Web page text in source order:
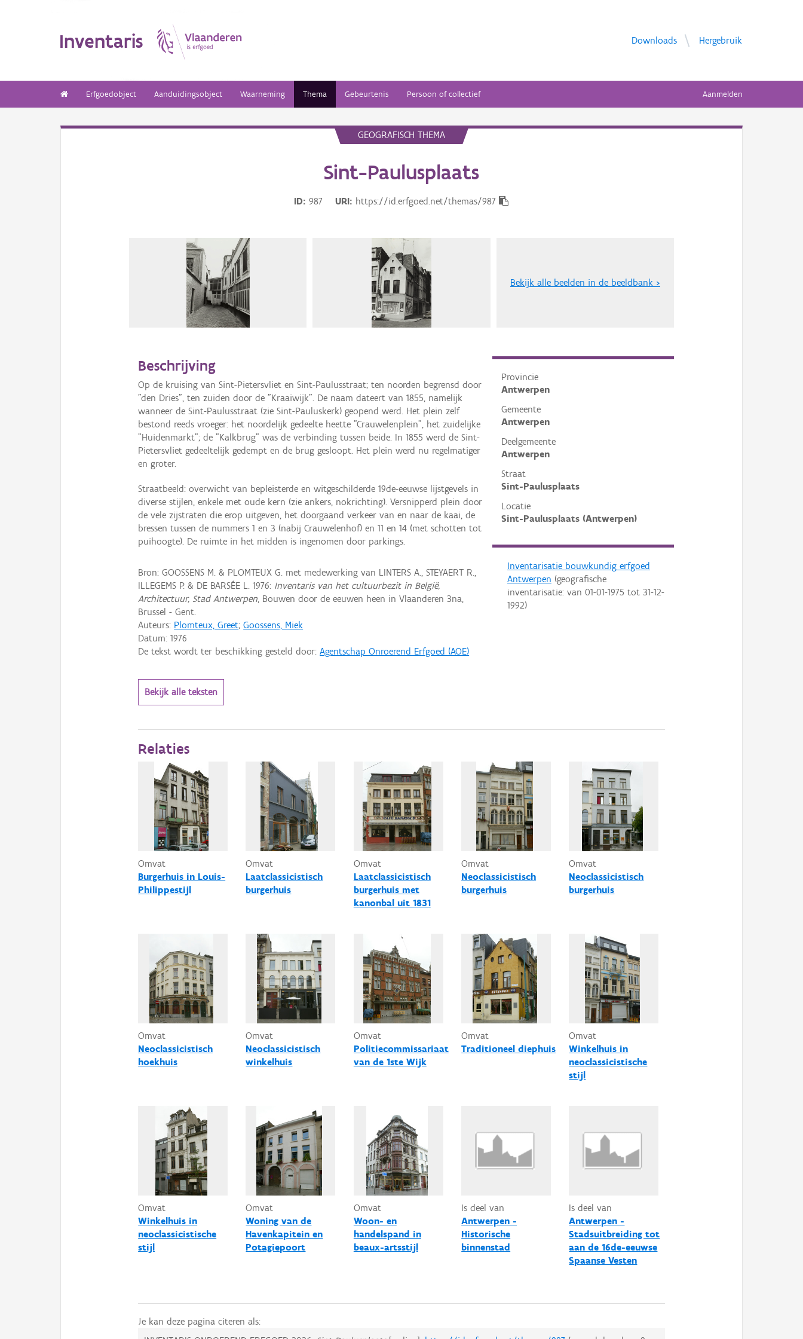
Inventaris Downloads Hergebruik
Erfgoedobject Aanduidingsobject Waarneming Thema Gebeurtenis Persoon of collectief Aanmelden
GEOGRAFISCH THEMA
Sint-Paulusplaats
ID 987 URI https://id.erfgoed.net/themas/987
Bekijk alle beelden in de beeldbank >
Provincie
Antwerpen
Gemeente
Antwerpen
Deelgemeente
Antwerpen
Straat
Sint-Paulusplaats
Locatie
Sint-Paulusplaats (Antwerpen)
Inventarisatie bouwkundig erfgoed
Antwerpen (geografische
inventarisatie: van 01-01-1975 tot 31-12-
1992)
Beschrijving
Op de kruising van Sint-Pietersvliet en Sint-Paulusstraat; ten noorden begrensd door
"den Dries", ten zuiden door de "Kraaiwijk". De naam dateert van 1855, namelijk
wanneer de Sint-Paulusstraat (zie Sint-Pauluskerk) geopend werd. Het plein zelf
bestond reeds vroeger: het noordelijk gedeelte heette "Crauwelenplein", het zuidelijke
"Huidenmarkt"; de "Kalkbrug" was de verbinding tussen beide. In 1855 werd de Sint-
Pietersvliet gedeeltelijk gedempt en de brug gesloopt. Het plein werd nu regelmatiger
en groter.
Straatbeeld: overwicht van bepleisterde en witgeschilderde 19de-eeuwse lijstgevels in
diverse stijlen, enkele met oude kern (zie ankers, nokrichting). Versnipperd plein door
de vele zijstraten die erop uitgeven, het doorgaand verkeer van en naar de kaai, de
bressen tussen de nummers 1 en 3 (nabij Crauwelenhof) en 11 en 14 (met schotten tot
puihoogte). De ruimte in het midden is ingenomen door parkings.
Bron: GOOSSENS M. & PLOMTEUX G. met medewerking van LINTERS A., STEYAERT R.,
ILLEGEMS P. & DE BARSÉE L. 1976: Inventaris van het cultuurbezit in België,
Architectuur, Stad Antwerpen, Bouwen door de eeuwen heen in Vlaanderen 3na,
Brussel - Gent.
Auteurs: Plomteux, Greet;Goossens, Miek
Datum:1976
De tekst wordt ter beschikking gesteld door:Agentschap Onroerend Erfgoed (AOE)
Bekijk alle teksten
Relaties
Omvat
Burgerhuis in Louis-
Philippestijl
Omvat
Laatclassicistisch
burgerhuis
Omvat
Laatclassicistisch
burgerhuis met
kanonbal uit 1831
Omvat
Neoclassicistisch
burgerhuis
Omvat
Neoclassicistisch
burgerhuis
Omvat
Neoclassicistisch
hoekhuis
Omvat
Neoclassicistisch
winkelhuis
Omvat
Politiecommissariaat
van de 1ste Wijk
Omvat
Traditioneel diephuis
Omvat
Winkelhuis in
neoclassicistische
stijl
Omvat
Winkelhuis in
neoclassicistische
stijl
Omvat
Woning van de
Havenkapitein en
Potagiepoort
Omvat
Woon- en
handelspand in
beaux-artsstijl
Is deel van
Antwerpen -
Historische
binnenstad
Is deel van
Antwerpen -
Stadsuitbreiding tot
aan de 16de-eeuwse
Spaanse Vesten
Je kan deze pagina citeren als: